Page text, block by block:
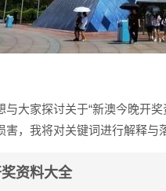
与大家探讨关于“新澳今晚开
害，我将对关键词进行解释与
资料大全